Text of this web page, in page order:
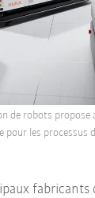
de robots propose
les processus